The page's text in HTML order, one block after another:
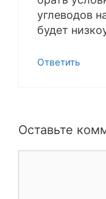
углеводов
будет
Ответить
Оставьте